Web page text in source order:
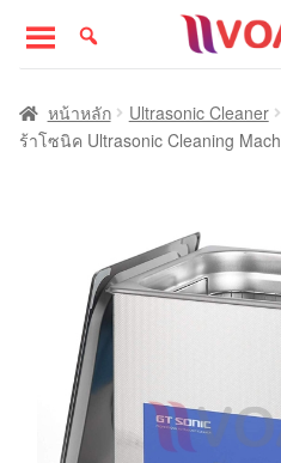
to
navigation
to
content
หน้าแรก
หน้าหลัก Ultrasonic Cleaner
ร้าโซนิค Ultrasonic Cleaning